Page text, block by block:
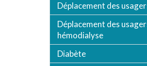
Déplacement des
Déplacement des
hémodialyse
Diabète